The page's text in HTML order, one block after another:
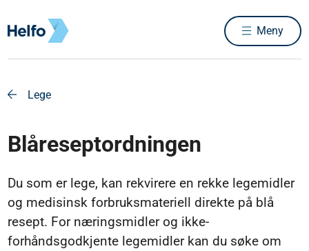
Meny
Lege
Blåreseptordningen
Du som er lege, kan rekvirere en rekke legemidler
og medisinsk forbruksmateriell direkte på blå
resept. For næringsmidler og ikke-
forhåndsgodkjente legemidler kan du søke om